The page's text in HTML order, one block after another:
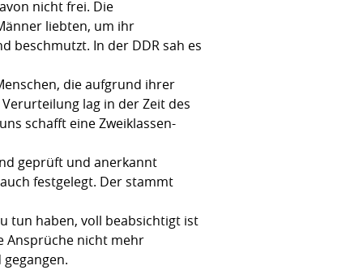
nicht frei. Die
liebten, um ihr
beschmutzt. In der DDR sah es
die aufgrund ihrer
lag in der Zeit des
schafft eine Zweiklassen-
geprüft und anerkannt
festgelegt. Der stammt
tun haben, voll beabsichtigt ist
Ansprüche nicht mehr